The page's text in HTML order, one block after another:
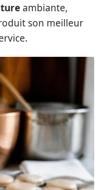
ambiante,
son meilleur